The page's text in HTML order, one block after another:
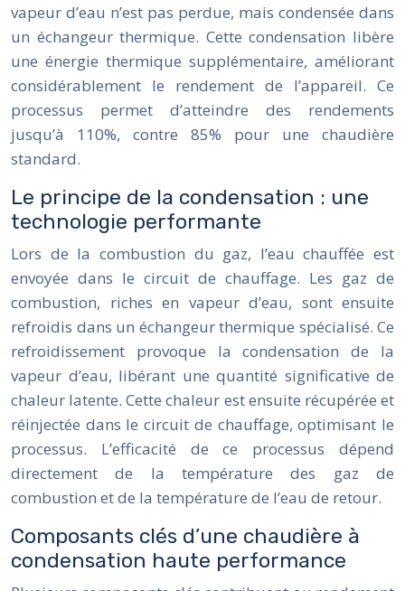
vapeur d’eau n’est pas perdue, mais condensée dans
un échangeur thermique. Cette condensation libère
une énergie thermique supplémentaire, améliorant
considérablement le rendement de l’appareil. Ce
processus permet d’atteindre des rendements
jusqu’à 110%, contre 85% pour une chaudière
standard.
Le principe de la condensation : une
technologie performante
Lors de la combustion du gaz, l’eau chauffée est
envoyée dans le circuit de chauffage. Les gaz de
combustion, riches en vapeur d’eau, sont ensuite
refroidis dans un échangeur thermique spécialisé. Ce
refroidissement provoque la condensation de la
vapeur d’eau, libérant une quantité significative de
chaleur latente. Cette chaleur est ensuite récupérée et
réinjectée dans le circuit de chauffage, optimisant le
processus. L’efficacité de ce processus dépend
directement de la température des gaz de
combustion et de la température de l’eau de retour.
Composants clés d’une chaudière à
condensation haute performance